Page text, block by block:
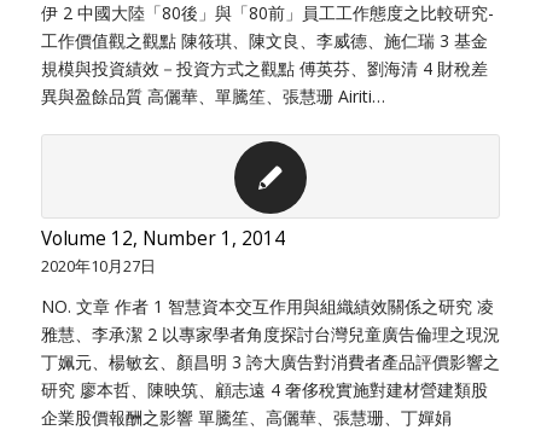
伊 2 中國大陸「80後」與「80前」員工工作態度之比較研究-
工作價值觀之觀點 陳筱琪、陳文良、李威德、施仁瑞 3 基金
規模與投資績效－投資方式之觀點 傅英芬、劉海清 4 財稅差
異與盈餘品質 高儷華、單騰笙、張慧珊 Airiti…
Volume 12, Number 1, 2014
2020年10月27日
NO. 文章 作者 1 智慧資本交互作用與組織績效關係之研究 凌
雅慧、李承潔 2 以專家學者角度探討台灣兒童廣告倫理之現況
丁姵元、楊敏玄、顏昌明 3 誇大廣告對消費者產品評價影響之
研究 廖本哲、陳映筑、顧志遠 4 奢侈稅實施對建材營建類股
企業股價報酬之影響 單騰笙、高儷華、張慧珊、丁嬋娟